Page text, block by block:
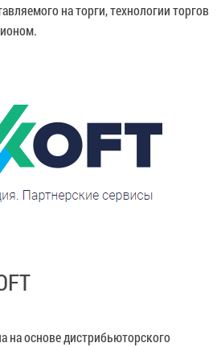
на торги, технологии торгов
на основе дистрибьюторского